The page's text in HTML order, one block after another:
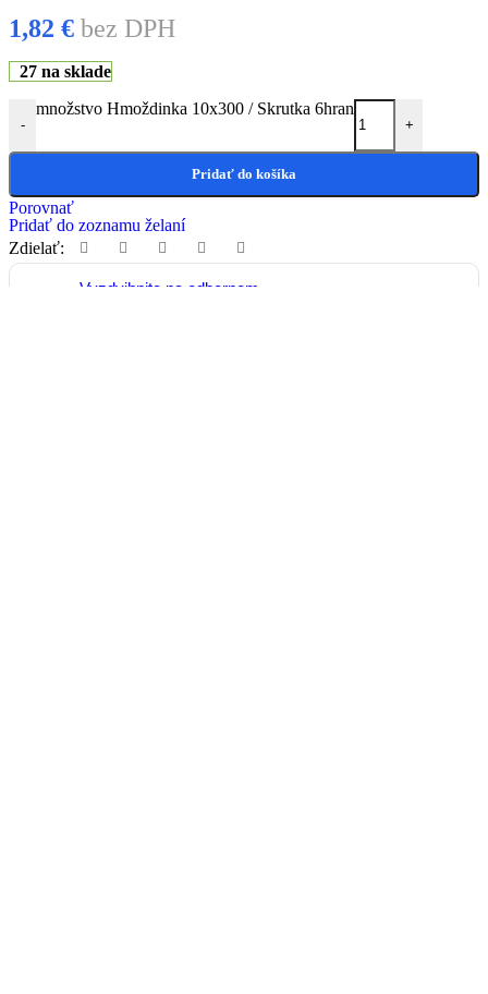
1,82 € bez DPH
27 na sklade
-
množstvo Hmoždinka 10x300 / Skrutka 6hran
+
Pridať do košíka
Porovnať
Pridať do zoznamu želaní
Zdielať:
Vyzdvihnite na odbernom